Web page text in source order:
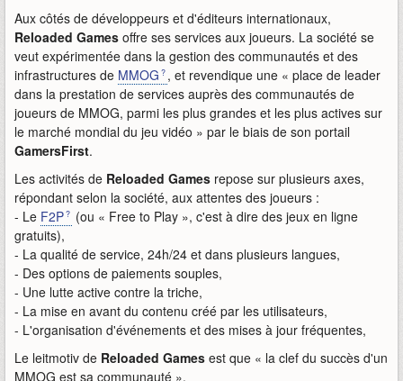
Aux côtés de développeurs et d'éditeurs internationaux,
Reloaded Games offre ses services aux joueurs. La société se
veut expérimentée dans la gestion des communautés et des
infrastructures de MMOG , et revendique une « place de leader
dans la prestation de services auprès des communautés de
joueurs de MMOG, parmi les plus grandes et les plus actives sur
le marché mondial du jeu vidéo » par le biais de son portail
GamersFirst.
Les activités de Reloaded Games repose sur plusieurs axes,
répondant selon la société, aux attentes des joueurs :
- Le F2P
(ou « Free to Play », c'est à dire des jeux en ligne
gratuits),
- La qualité de service, 24h/24 et dans plusieurs langues,
- Des options de paiements souples,
- Une lutte active contre la triche,
- La mise en avant du contenu créé par les utilisateurs,
- L'organisation d'événements et des mises à jour fréquentes,
Le leitmotiv de Reloaded Games est que « la clef du succès d'un
MMOG est sa communauté ».